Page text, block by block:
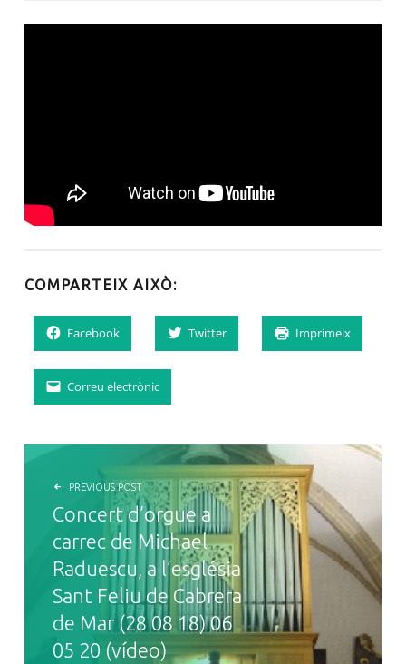
COMPARTEIX AIXÒ:
Facebook Twitter Imprimeix
Correu electrònic
NAVEGACIÓ D'ENTRADES
PREVIOUS POST
Concert d’orgue a
carrec de Michael
Raduescu, a l’església
Sant Feliu de Cabrera
de Mar (28 08 18) 06
05 20 (vídeo)